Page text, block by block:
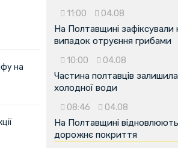
на
11:00 04.08
На Полтавщині зафіксували
випадок отруєння грибами
10:00 04.08
Частина полтавців
холодної води
08:46 04.08
На Полтавщині відновлюють
дорожнє покриття